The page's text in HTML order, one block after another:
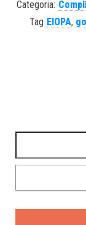
Categoria:
Tag EIOPA,